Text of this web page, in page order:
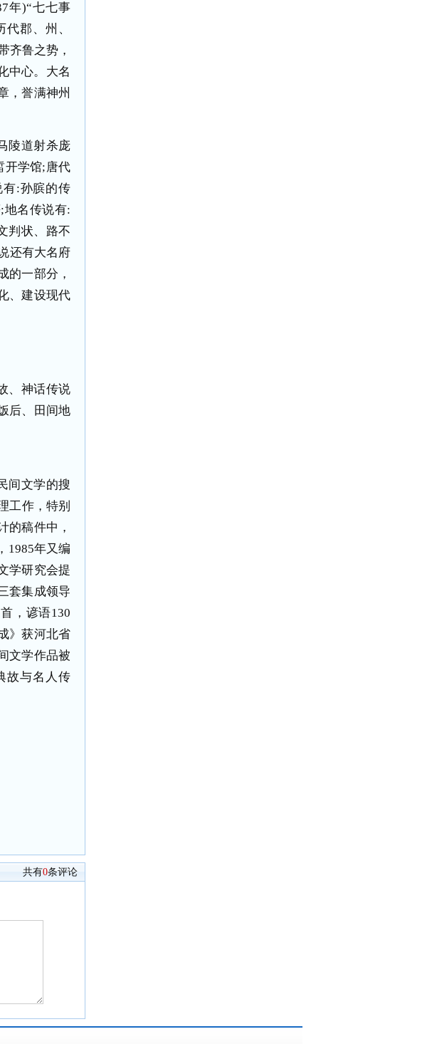
年)“七七事
郡、州、
齐鲁之势，
中心。大名
，誉满神州
陵道射杀庞
开学馆;唐代
有:孙膑的传
;地名传说有:
判状、路不
还有大名府
的一部分，
、建设现代
、神话传说
后、田间地
间文学的搜
工作，特别
的稿件中，
1985年又编
学研究会提
套集成领导
，谚语130
》获河北省
文学作品被
故与名人传
共有0条评论